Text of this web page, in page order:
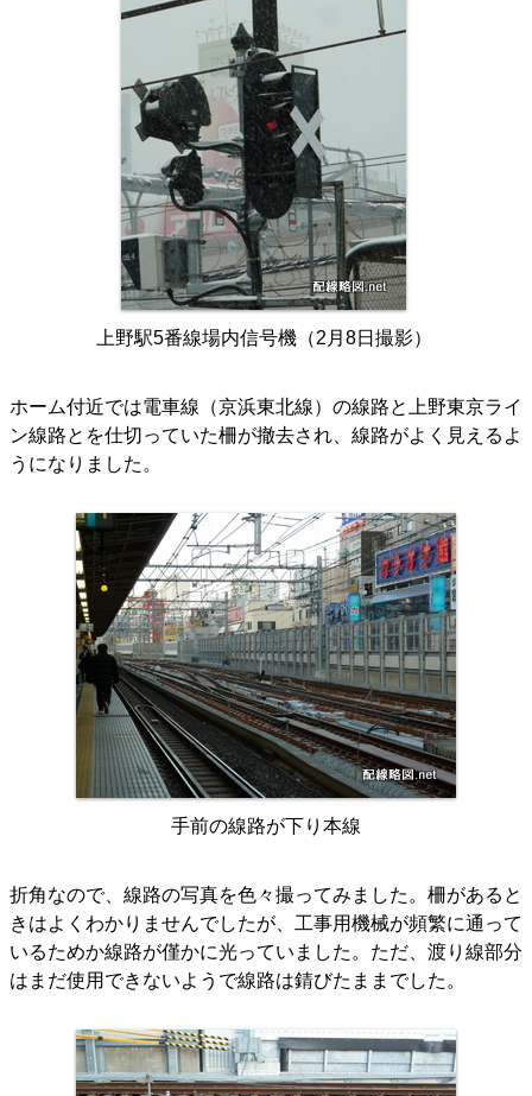
上野駅5番線場内信号機（2月8日撮影）
ホーム付近では電車線（京浜東北線）の線路と上野東京ライ
ン線路とを仕切っていた柵が撤去され、線路がよく見えるよ
うになりました。
手前の線路が下り本線
折角なので、線路の写真を色々撮ってみました。柵があると
きはよくわかりませんでしたが、工事用機械が頻繁に通って
いるためか線路が僅かに光っていました。ただ、渡り線部分
はまだ使用できないようで線路は錆びたままでした。